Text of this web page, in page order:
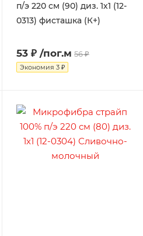
п/э 220 см (90) диз. 1х1 (12-
0313) фисташка (К+)
53 ₽ /пог.м 56 ₽
Экономия 3 ₽